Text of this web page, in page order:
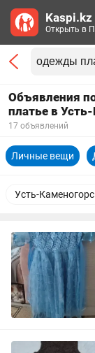
Объявления
платье в
17 объявлений
Личные вещи
Усть-
Kaspi.kz
Открыть в